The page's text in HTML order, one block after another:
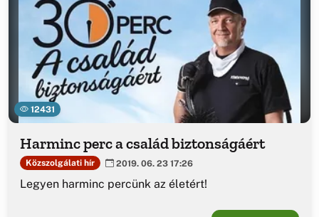
12431
Harminc perc a család biztonságáért
Közszolgálati hír 2019. 06. 23 17:26
Legyen harminc percünk az életért!